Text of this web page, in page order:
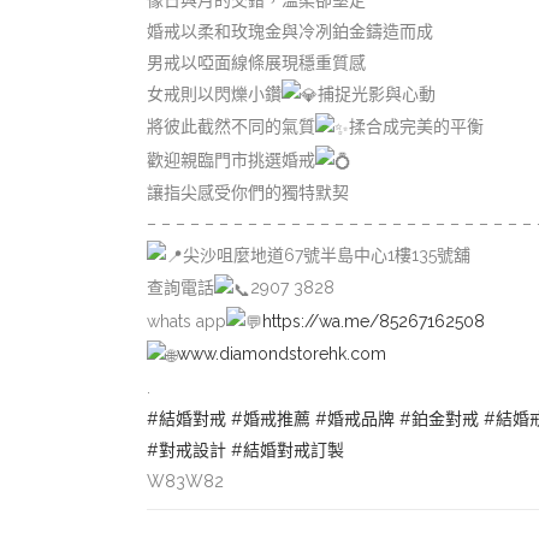
婚戒以柔和玫瑰金與冷冽鉑金鑄造而成
男戒以啞面線條展現穩重質感
女戒則以閃爍小鑽
捕捉光影與心動
將彼此截然不同的氣質
揉合成完美的平衡
歡迎親臨門市挑選婚戒
讓指尖感受你們的獨特默契
– – – – – – – – – – – – – – – – – – – – – – – – – – –
尖沙咀麼地道67號半島中心1樓135號舖
查詢電話
2907 3828
whats app
https://wa.me/85267162508
www.diamondstorehk.com
#結婚對戒 #婚戒推薦 #婚戒品牌 #鉑金對戒 #結婚
#對戒設計 #結婚對戒訂製
W83W82